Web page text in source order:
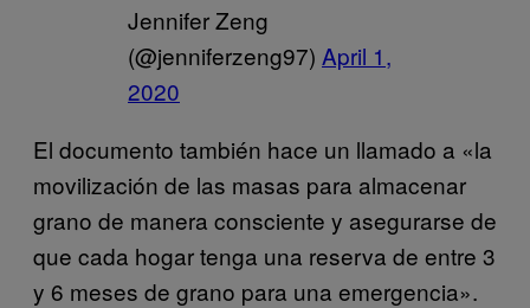
Jennifer Zeng
(@jenniferzeng97) April 1,
2020
El documento también hace un llamado a «la
movilización de las masas para almacenar
grano de manera consciente y asegurarse de
que cada hogar tenga una reserva de entre 3
y 6 meses de grano para una emergencia».